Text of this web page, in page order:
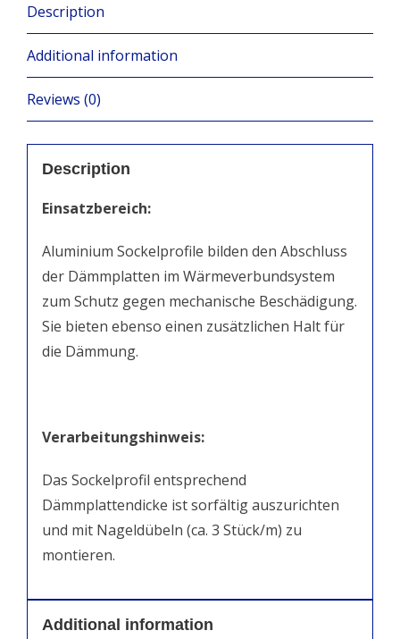
Description
Additional information
Reviews (0)
Description
Einsatzbereich:
Aluminium Sockelprofile bilden den Abschluss
der Dämmplatten im Wärmeverbundsystem
zum Schutz gegen mechanische Beschädigung.
Sie bieten ebenso einen zusätzlichen Halt für
die Dämmung.
Verarbeitungshinweis:
Das Sockelprofil entsprechend
Dämmplattendicke ist sorfältig auszurichten
und mit Nageldübeln (ca. 3 Stück/m) zu
montieren.
Additional information